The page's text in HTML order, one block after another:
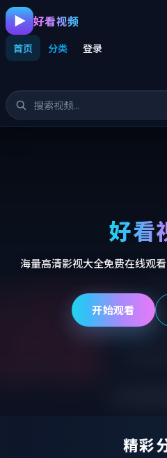
好看视频
首页 分类 登录
好看
海量高清影视大全免费在线观
开始观看
精彩